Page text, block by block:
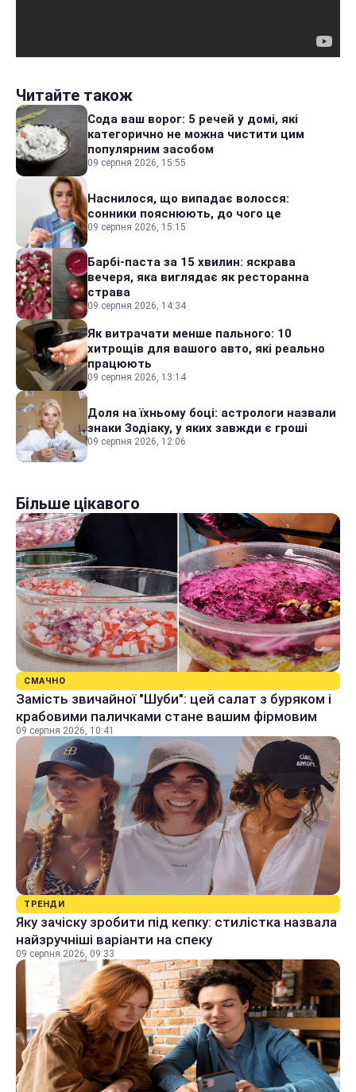
Читайте також
Сода ваш ворог: 5 речей у домі, які
категорично не можна чистити цим
популярним засобом
09 серпня 2026, 15:55
Наснилося, що випадає волосся:
сонники пояснюють, до чого це
09 серпня 2026, 15:15
Барбі-паста за 15 хвилин: яскрава
вечеря, яка виглядає як ресторанна
страва
09 серпня 2026, 14:34
Як витрачати менше пального: 10
хитрощів для вашого авто, які реально
працюють
09 серпня 2026, 13:14
Доля на їхньому боці: астрологи назвали
знаки Зодіаку, у яких завжди є гроші
09 серпня 2026, 12:06
Більше цікавого
СМАЧНО
Замість звичайної "Шуби": цей салат з буряком і
крабовими паличками стане вашим фірмовим
09 серпня 2026, 10:41
ТРЕНДИ
Яку зачіску зробити під кепку: стилістка назвала
найзручніші варіанти на спеку
09 серпня 2026, 09:33